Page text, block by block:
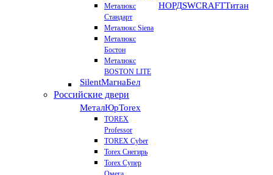
Металюкс
Стандарт
Металюкс Siena
Металюкс
Бостон
Металюкс
BOSTON LITE
SilentМагнаБел
НОРДSWCRAFTТитан
Российские двери
МеталЮрTorex
TOREX
Professor
TOREX Cyber
Torex Снегирь
Torex Супер